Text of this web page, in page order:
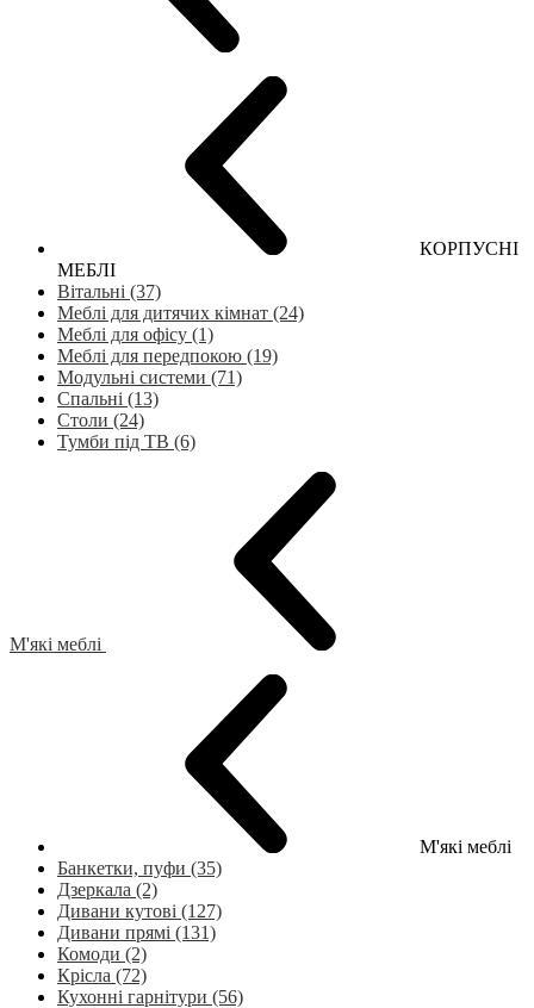
КОРПУСНІ
МЕБЛІ
Вітальні (37)
Меблі для дитячих кімнат (24)
Меблі для офісу (1)
Меблі для передпокою (19)
Модульні системи (71)
Спальні (13)
Столи (24)
Тумби під ТВ (6)
М'які меблі
М'які меблі
Банкетки, пуфи (35)
Дзеркала (2)
Дивани кутові (127)
Дивани прямі (131)
Комоди (2)
Крісла (72)
Кухонні гарнітури (56)